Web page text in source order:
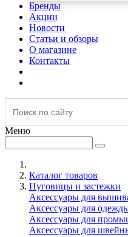
Бренды
Акции
Новости
Статьи и обзоры
О магазине
Контакты
Меню
Каталог товаров
Пуговицы и застежки
Аксессуары для
Аксессуары для
Аксессуары для
Аксессуары для